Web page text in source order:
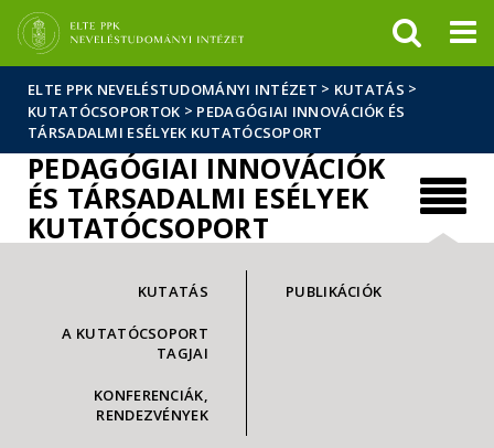
sajtóban
ELTE PPK NEVELÉSTUDOMÁNYI INTÉZET > KUTATÁS >
KUTATÓCSOPORTOK > PEDAGÓGIAI INNOVÁCIÓK ÉS
TÁRSADALMI ESÉLYEK KUTATÓCSOPORT
PEDAGÓGIAI INNOVÁCIÓK
ÉS TÁRSADALMI ESÉLYEK
KUTATÓCSOPORT
KUTATÁS
A KUTATÓCSOPORT
TAGJAI
KONFERENCIÁK,
RENDEZVÉNYEK
PUBLIKÁCIÓK